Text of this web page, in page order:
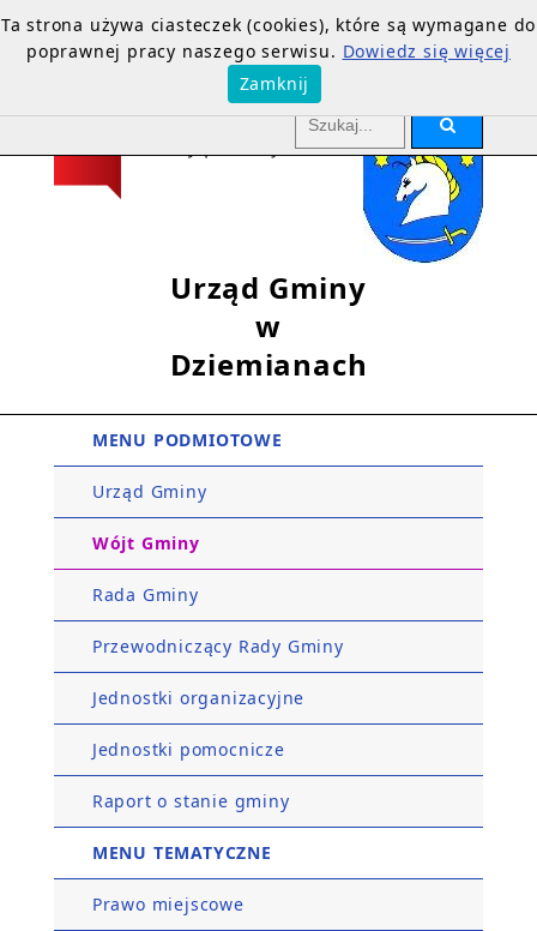
Urząd Gminy
w
Dziemianach
MENU PODMIOTOWE
Urząd Gminy
Wójt Gminy
Rada Gminy
Przewodniczący Rady Gminy
Jednostki organizacyjne
Jednostki pomocnicze
Raport o stanie gminy
MENU TEMATYCZNE
Prawo miejscowe
Ta strona używa ciasteczek (cookies), które są wymagane do
poprawnej pracy naszego serwisu. Dowiedz się więcej
Zamknij